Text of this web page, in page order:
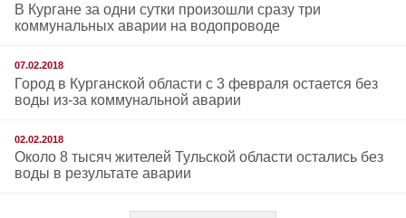
В Кургане за одни сутки произошли сразу три
коммунальных аварии на водопроводе
07.02.2018
Город в Курганской области с 3 февраля остается без
воды из-за коммунальной аварии
02.02.2018
Около 8 тысяч жителей Тульской области остались без
воды в результате аварии